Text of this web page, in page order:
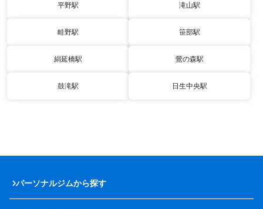
平野駅 滝山駅
畦野駅 笹部駅
絹延橋駅 鶯の森駅
鼓滝駅 日生中央駅
パーソナルジムから探す